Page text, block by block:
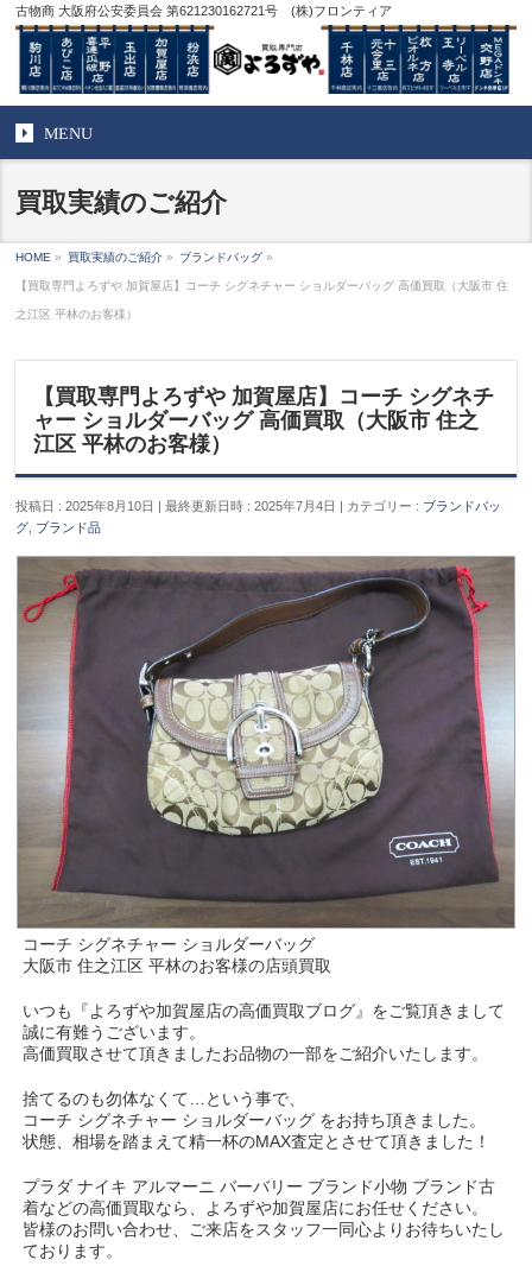
古物商 大阪府公安委員会 第621230162721号 (株)フロンティア
MENU
買取実績のご紹介
HOME » 買取実績のご紹介 » ブランドバッグ »
【買取専門よろずや 加賀屋店】コーチ シグネチャー ショルダーバッグ 高価買取（大阪市 住
之江区 平林のお客様）
【買取専門よろずや 加賀屋店】コーチ シグネチ
ャー ショルダーバッグ 高価買取（大阪市 住之
江区 平林のお客様）
投稿日 : 2025年8月10日 最終更新日時 : 2025年7月4日 カテゴリー : ブランドバッ
グ ブランド品
コーチ シグネチャー ショルダーバッグ
大阪市 住之江区 平林のお客様の店頭買取
いつも『よろずや加賀屋店の高価買取ブログ』をご覧頂きまして
誠に有難うございます。
高価買取させて頂きましたお品物の一部をご紹介いたします。
捨てるのも勿体なくて…という事で、
コーチ シグネチャー ショルダーバッグ をお持ち頂きました。
状態、相場を踏まえて精一杯のMAX査定とさせて頂きました！
プラダ ナイキ アルマーニ バーバリー ブランド小物 ブランド古
着などの高価買取なら、よろずや加賀屋店にお任せください。
皆様のお問い合わせ、ご来店をスタッフ一同心よりお待ちいたし
ております。